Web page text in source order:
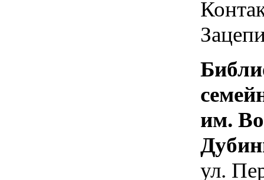
им.
ул.